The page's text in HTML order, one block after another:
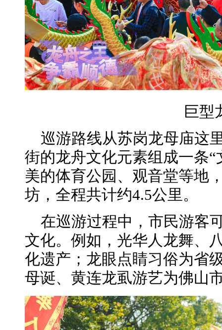
巨型
巡游路线从苏岗龙母庙这
街的龙舟文化元素组成一条
美的体育公园、观音堂等地
坊，全程共计约4.5公里。
在巡游过程中，市民游客
文化。例如，光华人龙舞、
化遗产；龙眼点睛习俗为省
母诞、黄连龙虱游艺为佛山